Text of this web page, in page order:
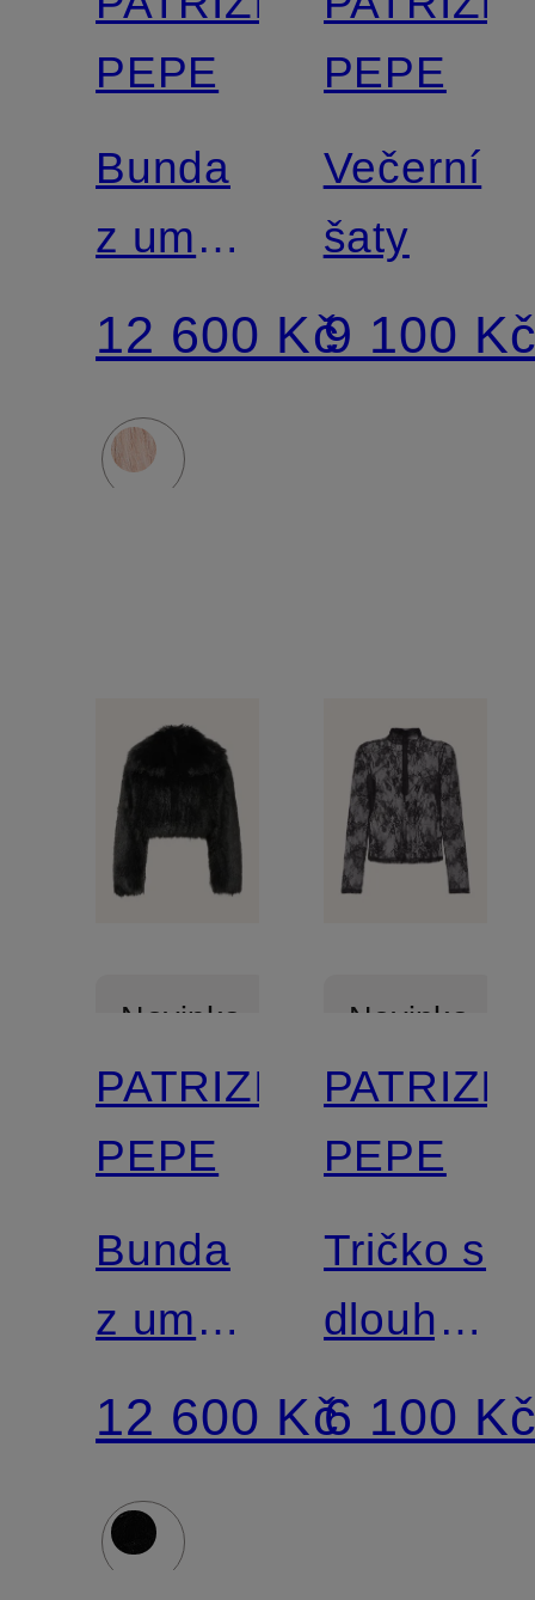
PEPE
Bunda
z umělé
kožešiny
12 600 Kč
PEPE
Večerní
šaty
9 100
Novinka
PATRIZIA
PEPE
Bunda
z umělé
kožešiny
12 600 Kč
Novinka
PATRIZIA
PEPE
Tričko s
dlouhým
rukávem
z krajky
6 100